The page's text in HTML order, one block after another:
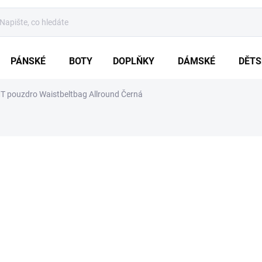
PÁNSKÉ BOTY DOPLŇKY DÁMSKÉ
pouzdro Waistbeltbag Allround Černá